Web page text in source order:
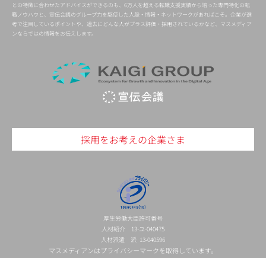
との特徴に合わせたアドバイスができるのも、6万人を超える転職支援実績から培った専門特化の転
職ノウハウと、宣伝会議のグループ力を駆使した人脈・情報・ネットワークがあればこそ。企業が選
考で注目しているポイントや、過去にどんな人がプラス評価・採用されているかなど、マスメディア
ンならではの情報をお伝えします。
採用をお考えの企業さま
厚生労働大臣許可番号
人材紹介 13-ユ-040475
人材派遣 派 13-040596
マスメディアンはプライバシーマークを取得しています。